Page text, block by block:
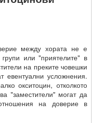
между хората не е
или "приятелите" в
на преките човешки
евентуални усложнения.
окситоцин, отколкото
"заместители" могат да
на доверие в